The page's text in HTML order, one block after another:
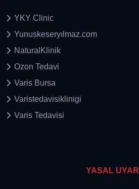
YKY Clinic
Yunuskeseryılmaz.com
NaturalKlinik
Ozon Tedavi
Varis Bursa
Varistedavisiklinigi
Varis Tedavisi
YASAL UYARI